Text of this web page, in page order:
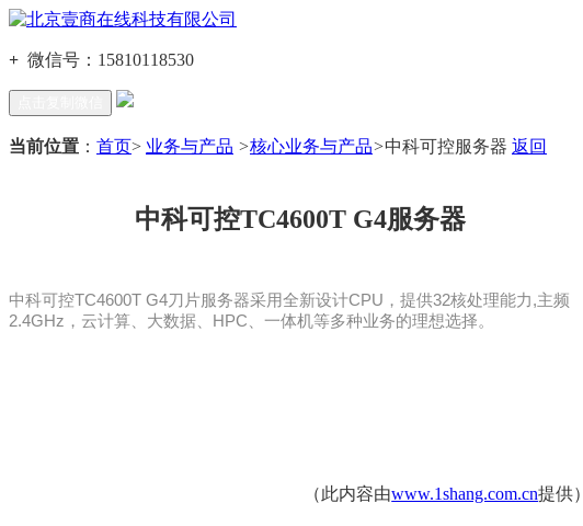
+ 微信号： 15810118530
当前位置 ： 首页> 业务与产品 >核心业务与产品>中科可控服务器 返回
中科可控TC4600T G4服务器
中科可控TC4600T G4刀片服务器采用全新设计CPU，提供32核处理能力,主频
2.4GHz，云计算、大数据、HPC、一体机等多种业务的理想选择。
（此内容由www.1shang.com.cn提供）